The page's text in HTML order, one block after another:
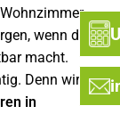
–
wenn das
macht.
Denn wir von
in